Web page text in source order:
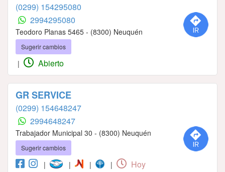
(0299) 154295080
2994295080
Teodoro Planas 5465 - (8300) Neuquén
Sugerir cambios
| Abierto
GR SERVICE
(0299) 154648247
2994648247
Trabajador Municipal 30 - (8300) Neuquén
Sugerir cambios
| | | |
Hoy